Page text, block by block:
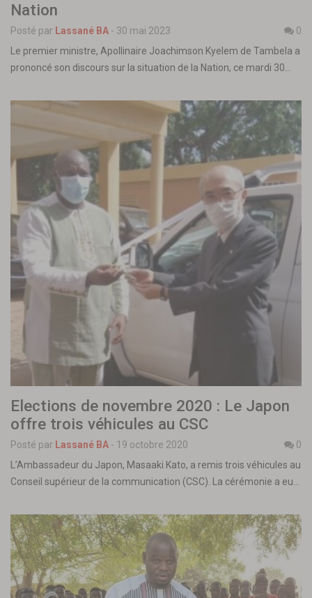
Nation
Posté par Lassané BA - 30 mai 2023
0
Le premier ministre, Apollinaire Joachimson Kyelem de Tambela a
prononcé son discours sur la situation de la Nation, ce mardi 30…
Elections de novembre 2020 : Le Japon
offre trois véhicules au CSC
Posté par Lassané BA - 19 octobre 2020
0
L’Ambassadeur du Japon, Masaaki Kato, a remis trois véhicules au
Conseil supérieur de la communication (CSC). La cérémonie a eu…